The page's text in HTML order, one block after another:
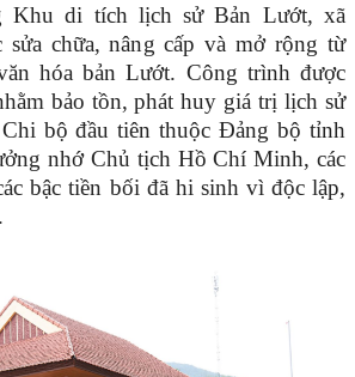
Khu di tích lịch sử Bản Lướt, xã
chữa, nâng cấp và mở rộng từ
hóa bản Lướt. Công trình được
bảo tồn, phát huy giá trị lịch sử
bộ đầu tiên thuộc Đảng bộ tỉnh
nhớ Chủ tịch Hồ Chí Minh, các
bậc tiền bối đã hi sinh vì độc lập,